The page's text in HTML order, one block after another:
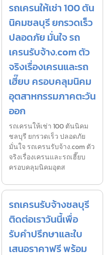
รถเครนให้เช่า 100 ตัน
นิคมชลบุรี ยกรวดเร็ว
ปลอดภัย มั่นใจ รถ
เครนรับจ้าง.com ตัว
จริงเรื่องเครนและรถ
เฮี๊ยบ ครอบคลุมนิคม
อุตสาหกรรมภาคตะวัน
ออก
รถเครนให้เช่า 100 ตันนิคม
ชลบุรี ยกรวดเร็ว ปลอดภัย
มั่นใจ รถเครนรับจ้าง.com ตัว
จริงเรื่องเครนและรถเฮี๊ยบ
ครอบคลุมนิคมอุตส
รถเครนรับจ้างชลบุรี
ติดต่อเราวันนี้เพื่อ
รับคำปรึกษาและใบ
เสนอราคาฟรี พร้อม